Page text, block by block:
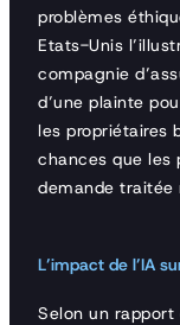
problèmes
Etats-Unis
compagnie
d’une plainte
les propriétaires
chances que les
demande traitée
L’impact de l’IA
Selon un